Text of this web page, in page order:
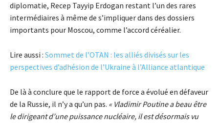
diplomatie, Recep Tayyip Erdogan restant l’un des rares
intermédiaires à même de s’impliquer dans des dossiers
importants pour Moscou, comme l’accord céréalier.
Lire aussi : Sommet de l’OTAN : les alliés divisés sur les
perspectives d’adhésion de l’Ukraine à l’Alliance atlantique
De là à conclure que le rapport de force a évolué en défaveur
de la Russie, il n’y a qu’un pas. « Vladimir Poutine a beau être
le dirigeant d’une puissance nucléaire, il est désormais vu